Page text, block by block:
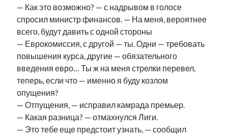
— Как это возможно? — с надрывом в голосе
спросил министр финансов. — На меня, вероятнее
всего, будут давить с одной стороны
— Еврокомиссия, с другой — ты. Одни — требовать
повышения курса, другие — обязательного
введения евро… Ты ж на меня стрелки перевел,
теперь, если что — именно я буду козлом
опущения?
— Отпущения, — исправил камрада премьер.
— Какая разница? — отмахнулся Лиги.
— Это тебе еще предстоит узнать, — сообщил